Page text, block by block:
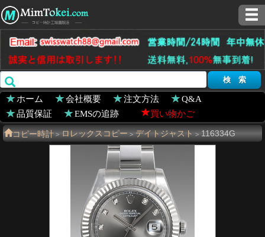
ホーム 会社概要 注文方法
Q&A
品質保証
EMSの追跡 買い物かご
コピー時計 > ロレックスコピー > デイトジャスト > 116334G